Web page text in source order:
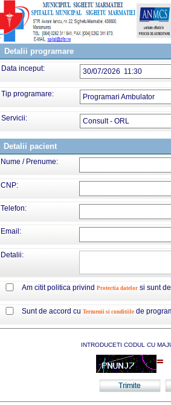
Detalii programare
Data inceput: 30/07/2026 11:30
Tip programare: Programari Ambulator
Servicii: Consult - ORL
Detalii pacient
Nume / Prenume:
CNP:
Telefon:
Email:
Detalii:
Am citit politica privind Protectia datelor si sunt
Sunt de accord cu Termenii si conditiile de
INTRODUCETI CODUL CU
=